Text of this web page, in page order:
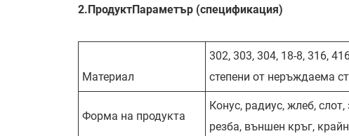
2. ПродуктПараметър (спецификация)
Материал
302, 303, 304, 18-8, 316,
степени от неръждаема
Форма на продукта
Конус, радиус, жлеб,
резба, външен кръг,